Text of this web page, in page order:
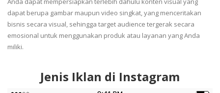
dapat berupa gambar maupun video singkat, yang menceritakan
bisnis secara visual, sehingga target audience tergerak secara
emosional untuk menggunakan produk atau layanan yang Anda
miliki.
Jenis Iklan di Instagram